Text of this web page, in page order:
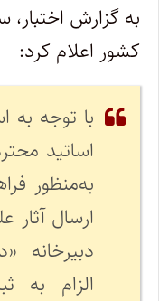
به گزارش
کشور اعلام کرد:
️با توجه به
اساتید
به‌منظور
ارسال
دبیرخانه
الزام به